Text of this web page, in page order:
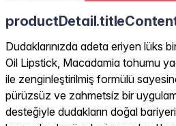
Dudaklarınızda adeta eriyen lüks
Oil Lipstick, Macadamia tohumu
ile zenginleştirilmiş formülü
pürüzsüz ve zahmetsiz bir
desteğiyle dudakların doğal